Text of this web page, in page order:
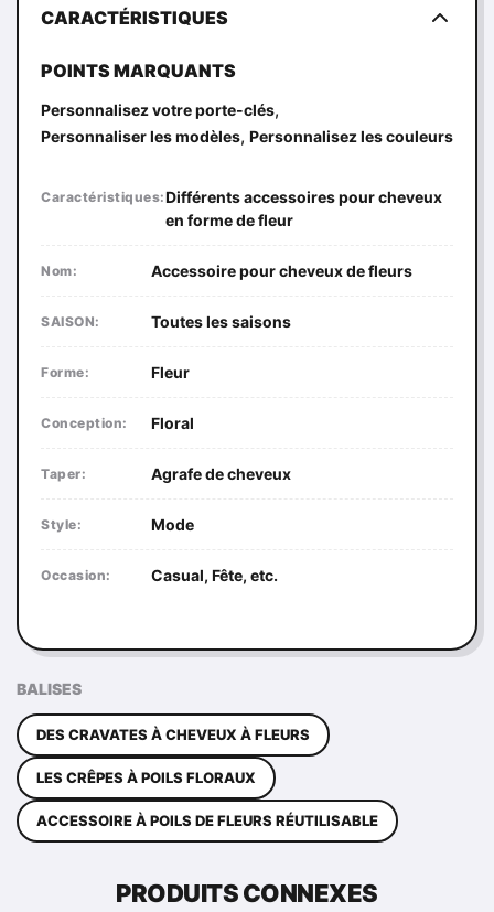
CARACTÉRISTIQUES
POINTS MARQUANTS
Personnalisez votre porte-clés,
Personnaliser les modèles, Personnalisez les couleurs
Caractéristiques:Différents accessoires pour cheveux
en forme de fleur
Nom: Accessoire pour cheveux de fleurs
SAISON: Toutes les saisons
Forme: Fleur
Conception: Floral
Taper: Agrafe de cheveux
Style: Mode
Occasion: Casual, Fête, etc.
BALISES
DES CRAVATES À CHEVEUX À FLEURS
LES CRÊPES À POILS FLORAUX
ACCESSOIRE À POILS DE FLEURS RÉUTILISABLE
PRODUITS CONNEXES